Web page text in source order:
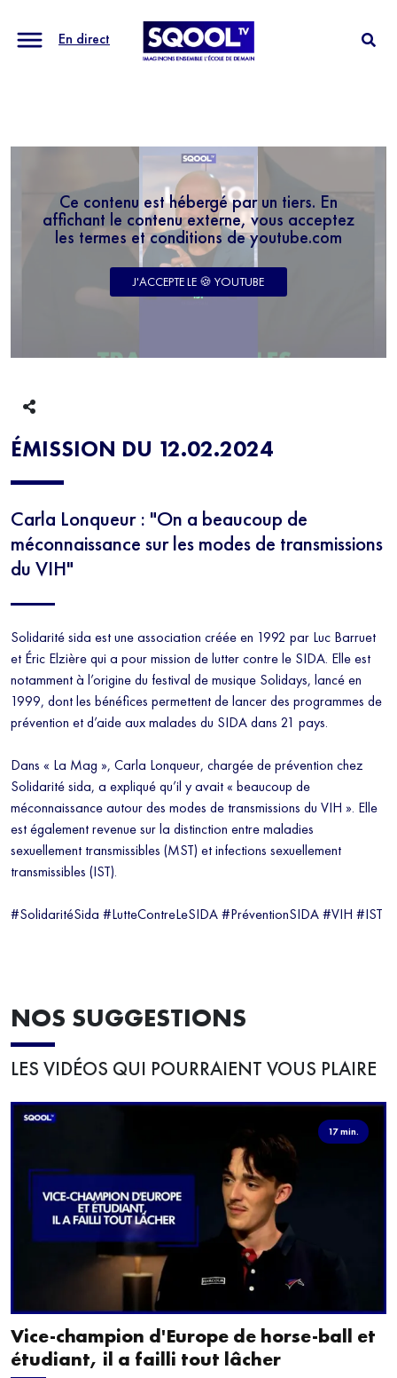
En direct
Ce contenu est hébergé par un tiers. En
affichant le contenu externe, vous acceptez
les termes et conditions de youtube.com
J'ACCEPTE LE 🍪 YOUTUBE
ÉMISSION DU 12.02.2024
Carla Lonqueur : "On a beaucoup de
méconnaissance sur les modes de transmissions
du VIH"
Solidarité sida est une association créée en 1992 par Luc Barruet
et Éric Elzière qui a pour mission de lutter contre le SIDA. Elle est
notamment à l’origine du festival de musique Solidays, lancé en
1999, dont les bénéfices permettent de lancer des programmes de
prévention et d’aide aux malades du SIDA dans 21 pays.
Dans « La Mag », Carla Lonqueur, chargée de prévention chez
Solidarité sida, a expliqué qu’il y avait « beaucoup de
méconnaissance autour des modes de transmissions du VIH ». Elle
est également revenue sur la distinction entre maladies
sexuellement transmissibles (MST) et infections sexuellement
transmissibles (IST).
#SolidaritéSida #LutteContreLeSIDA #PréventionSIDA #VIH #IST
NOS SUGGESTIONS
LES VIDÉOS QUI POURRAIENT VOUS PLAIRE
17 min.
Vice-champion d'Europe de horse-ball et
étudiant, il a failli tout lâcher